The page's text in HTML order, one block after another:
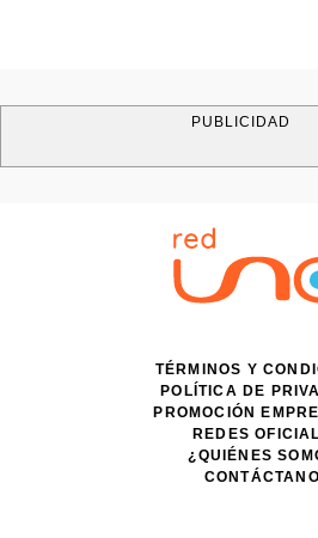
PUBLICIDAD
TÉRMINOS Y
POLÍTICA DE
PROMOCIÓN
REDES
¿QUIÉNES